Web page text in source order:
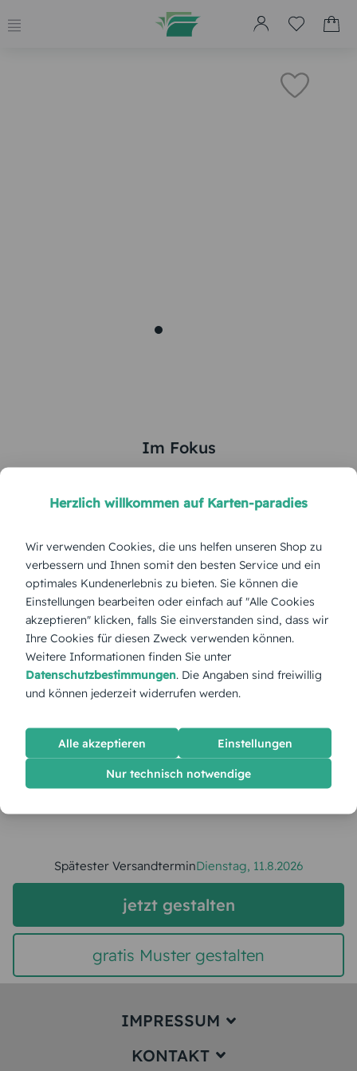
Im Fokus
Gesamte Serie anzeigen
Farbe:
Format: Klappkarte 148x105 mm
Papierart: Bilderdruck
Menge:
Stückpreis: 2,60 €
Spätester VersandterminDienstag, 11.8.2026
jetzt gestalten
gratis Muster gestalten
IMPRESSUM
Impressum
KONTAKT
Herzlich willkommen auf Karten-paradies
Wir verwenden Cookies, die uns helfen unseren Shop zu
verbessern und Ihnen somit den besten Service und ein
optimales Kundenerlebnis zu bieten. Sie können die
Einstellungen bearbeiten oder einfach auf "Alle Cookies
akzeptieren" klicken, falls Sie einverstanden sind, dass wir
Ihre Cookies für diesen Zweck verwenden können.
Weitere Informationen finden Sie unter
Datenschutzbestimmungen. Die Angaben sind freiwillig
und können jederzeit widerrufen werden.
Alle akzeptieren Einstellungen
Nur technisch notwendige